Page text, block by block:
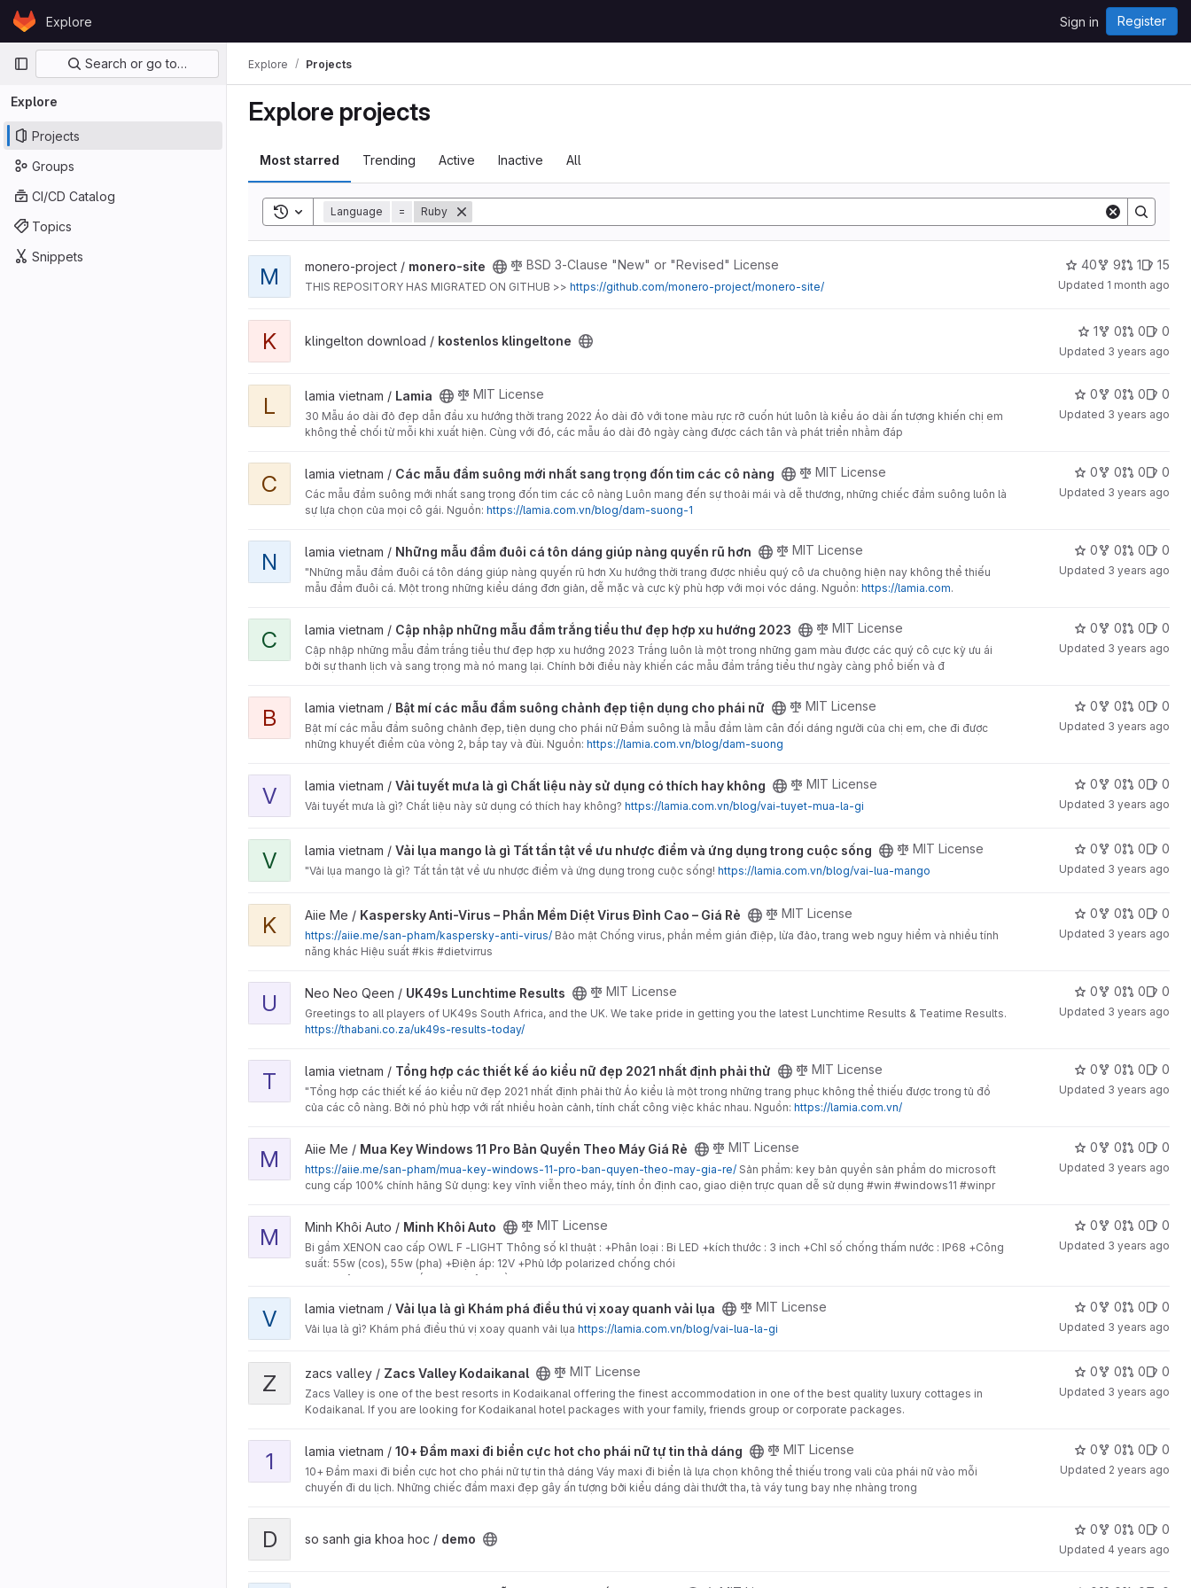
Skip to content
GitLabExplore Sign in Register
Primary navigation
Search or go to…
Explore
Projects
Groups
CI/CD Catalog
Topics
Snippets
Explore Projects
Explore projects
Most starred Trending Active Inactive All
Toggle search history
Language = Ruby
View monero-site project
M monero-project / monero-site BSD 3-Clause "New" or "Revised" License
THIS REPOSITORY HAS MIGRATED ON GITHUB >> https://github.com/monero-project/monero-site/
40 9 1 15
Updated 1 month ago
K klingelton download / kostenlos klingeltone
1 0 0 0
Updated 3 years ago
View Lamia project
L lamia vietnam / Lamia MIT License
30 Mẫu áo dài đỏ đẹp dẫn đầu xu hướng thời trang 2022 Áo dài đỏ với tone màu rực rỡ cuốn hút luôn là kiểu áo dài ấn tượng khiến chị em
không thể chối từ mỗi khi xuất hiện. Cùng với đó, các mẫu áo dài đỏ ngày càng được cách tân và phát triển nhằm đáp
0 0 0 0
Updated 3 years ago
View Các mẫu đầm suông mới nhất sang trọng đốn tim các cô nàng project
C lamia vietnam / Các mẫu đầm suông mới nhất sang trọng đốn tim các cô nàng MIT License
Các mẫu đầm suông mới nhất sang trọng đốn tim các cô nàng Luôn mang đến sự thoải mái và dễ thương, những chiếc đầm suông luôn là
sự lựa chọn của mọi cô gái. Nguồn: https://lamia.com.vn/blog/dam-suong-1
0 0 0 0
Updated 3 years ago
View Những mẫu đầm đuôi cá tôn dáng giúp nàng quyến rũ hơn project
N lamia vietnam / Những mẫu đầm đuôi cá tôn dáng giúp nàng quyến rũ hơn MIT License
"Những mẫu đầm đuôi cá tôn dáng giúp nàng quyến rũ hơn Xu hướng thời trang được nhiều quý cô ưa chuộng hiện nay không thể thiếu
mẫu đầm đuôi cá. Một trong những kiểu dáng đơn giản, dễ mặc và cực kỳ phù hợp với mọi vóc dáng. Nguồn: https://lamia.com.
0 0 0 0
Updated 3 years ago
View Cập nhập những mẫu đầm trắng tiểu thư đẹp hợp xu hướng 2023 project
C lamia vietnam / Cập nhập những mẫu đầm trắng tiểu thư đẹp hợp xu hướng 2023 MIT License
Cập nhập những mẫu đầm trắng tiểu thư đẹp hợp xu hướng 2023 Trắng luôn là một trong những gam màu được các quý cô cực kỳ ưu ái
bởi sự thanh lịch và sang trọng mà nó mang lại. Chính bởi điều này khiến các mẫu đầm trắng tiểu thư ngày càng phổ biến và đ
0 0 0 0
Updated 3 years ago
View Bật mí các mẫu đầm suông chảnh đẹp tiện dụng cho phái nữ project
B lamia vietnam / Bật mí các mẫu đầm suông chảnh đẹp tiện dụng cho phái nữ MIT License
Bật mí các mẫu đầm suông chảnh đẹp, tiện dụng cho phái nữ Đầm suông là mẫu đầm làm cân đối dáng người của chị em, che đi được
những khuyết điểm của vòng 2, bắp tay và đùi. Nguồn: https://lamia.com.vn/blog/dam-suong
0 0 0 0
Updated 3 years ago
View Vải tuyết mưa là gì Chất liệu này sử dụng có thích hay không project
V lamia vietnam / Vải tuyết mưa là gì Chất liệu này sử dụng có thích hay không MIT License
Vải tuyết mưa là gì? Chất liệu này sử dụng có thích hay không? https://lamia.com.vn/blog/vai-tuyet-mua-la-gi
0 0 0 0
Updated 3 years ago
View Vải lụa mango là gì Tất tần tật về ưu nhược điểm và ứng dụng trong cuộc sống project
V lamia vietnam / Vải lụa mango là gì Tất tần tật về ưu nhược điểm và ứng dụng trong cuộc sống MIT License
"Vải lụa mango là gì? Tất tần tật về ưu nhược điểm và ứng dụng trong cuộc sống! https://lamia.com.vn/blog/vai-lua-mango
0 0 0 0
Updated 3 years ago
View Kaspersky Anti-Virus – Phần Mềm Diệt Virus Đỉnh Cao – Giá Rẻ project
K Aiie Me / Kaspersky Anti-Virus – Phần Mềm Diệt Virus Đỉnh Cao – Giá Rẻ MIT License
https://aiie.me/san-pham/kaspersky-anti-virus/ Bảo mật Chống virus, phần mềm gián điệp, lừa đảo, trang web nguy hiểm và nhiều tính
năng khác Hiệu suất #kis #dietvirrus
0 0 0 0
Updated 3 years ago
View UK49s Lunchtime Results project
U Neo Neo Qeen / UK49s Lunchtime Results MIT License
Greetings to all players of UK49s South Africa, and the UK. We take pride in getting you the latest Lunchtime Results & Teatime Results.
https://thabani.co.za/uk49s-results-today/
0 0 0 0
Updated 3 years ago
View Tổng hợp các thiết kế áo kiểu nữ đẹp 2021 nhất định phải thử project
T lamia vietnam / Tổng hợp các thiết kế áo kiểu nữ đẹp 2021 nhất định phải thử MIT License
"Tổng hợp các thiết kế áo kiểu nữ đẹp 2021 nhất định phải thử Áo kiểu là một trong những trang phục không thể thiếu được trong tủ đồ
của các cô nàng. Bởi nó phù hợp với rất nhiều hoàn cảnh, tính chất công việc khác nhau. Nguồn: https://lamia.com.vn/
0 0 0 0
Updated 3 years ago
View Mua Key Windows 11 Pro Bản Quyền Theo Máy Giá Rẻ project
M Aiie Me / Mua Key Windows 11 Pro Bản Quyền Theo Máy Giá Rẻ MIT License
https://aiie.me/san-pham/mua-key-windows-11-pro-ban-quyen-theo-may-gia-re/ Sản phẩm: key bản quyền sản phẩm do microsoft
cung cấp 100% chính hãng Sử dụng: key vĩnh viễn theo máy, tính ổn định cao, giao diện trực quan dễ sử dụng #win #windows11 #winpr
0 0 0 0
Updated 3 years ago
View Minh Khôi Auto project
M Minh Khôi Auto / Minh Khôi Auto MIT License
Bi gầm XENON cao cấp OWL F -LIGHT Thông số kỉ thuật : +Phân loại : Bi LED +kích thước : 3 inch +Chỉ số chống thấm nước : IP68 +Công
suất: 55w (cos), 55w (pha) +Điện áp: 12V +Phủ lớp polarized chống chói
Minh Khôi Auto - Xe đến Minh Khôi - Đồ chơi ph
0 0 0 0
Updated 3 years ago
View Vải lụa là gì Khám phá điều thú vị xoay quanh vải lụa project
V lamia vietnam / Vải lụa là gì Khám phá điều thú vị xoay quanh vải lụa MIT License
Vải lụa là gì? Khám phá điều thú vị xoay quanh vải lụa https://lamia.com.vn/blog/vai-lua-la-gi
0 0 0 0
Updated 3 years ago
View Zacs Valley Kodaikanal project
Z zacs valley / Zacs Valley Kodaikanal MIT License
Zacs Valley is one of the best resorts in Kodaikanal offering the finest accommodation in one of the best quality luxury cottages in
Kodaikanal. If you are looking for Kodaikanal hotel packages with your family, friends group or corporate packages.
0 0 0 0
Updated 3 years ago
View 10+ Đầm maxi đi biển cực hot cho phái nữ tự tin thả dáng project
1 lamia vietnam / 10+ Đầm maxi đi biển cực hot cho phái nữ tự tin thả dáng MIT License
10+ Đầm maxi đi biển cực hot cho phái nữ tự tin thả dáng Váy maxi đi biển là lựa chọn không thể thiếu trong vali của phái nữ vào mỗi
chuyến đi du lịch. Những chiếc đầm maxi đẹp gây ấn tượng bởi kiểu dáng dài thướt tha, tà váy tung bay nhẹ nhàng trong
0 0 0 0
Updated 2 years ago
D so sanh gia khoa hoc / demo
0 0 0 0
Updated 4 years ago